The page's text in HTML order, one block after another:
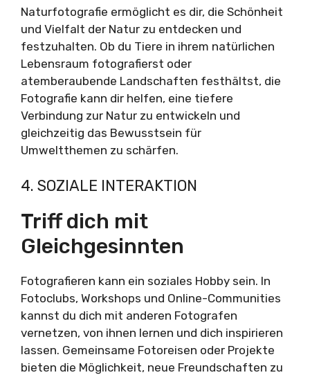
Naturfotografie ermöglicht es dir, die Schönheit
und Vielfalt der Natur zu entdecken und
festzuhalten. Ob du Tiere in ihrem natürlichen
Lebensraum fotografierst oder
atemberaubende Landschaften festhältst, die
Fotografie kann dir helfen, eine tiefere
Verbindung zur Natur zu entwickeln und
gleichzeitig das Bewusstsein für
Umweltthemen zu schärfen.
4. SOZIALE INTERAKTION
Triff dich mit
Gleichgesinnten
Fotografieren kann ein soziales Hobby sein. In
Fotoclubs, Workshops und Online-Communities
kannst du dich mit anderen Fotografen
vernetzen, von ihnen lernen und dich inspirieren
lassen. Gemeinsame Fotoreisen oder Projekte
bieten die Möglichkeit, neue Freundschaften zu